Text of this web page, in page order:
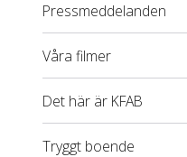
Pressmeddelanden
Våra filmer
Det här är KFAB
Tryggt boende